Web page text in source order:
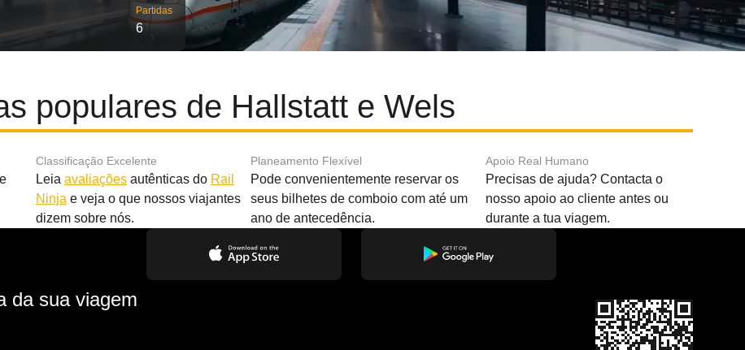
Partidas
6
populares de Hallstatt e Wels
Classificação Excelente
Leia avaliaçõesautênticas do Rail
Ninja e veja o que nossos viajantes
dizem sobre nós.
Planeamento Flexível
Pode convenientemente reservar os
seus bilhetes de comboio com até um
ano de antecedência.
Apoio Real Humano
Precisas de ajuda? Contacta o
nosso apoio ao cliente antes ou
durante a tua viagem.
da sua viagem